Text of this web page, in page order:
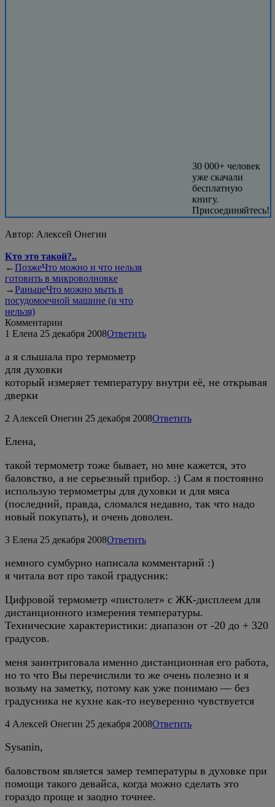
30 000+ человек
уже скачали
бесплатную
книгу.
Присоединяйтесь!
Автор: Алексей Онегин
Кто это такой?..
←ПозжеЧто можно и что нельзя
готовить в микроволновке
→РаньшеЧто можно мыть в
посудомоечной машине (и что
нельзя)
Комментарии
1 Елена 25 декабря 2008Ответить
а я слышала про термометр
для духовки
который измеряет температуру внутри её, не открывая
дверки
2 Алексей Онегин 25 декабря 2008Ответить
Елена,
такой термометр тоже бывает, но мне кажется, это
баловство, а не серьезный прибор. :) Сам я постоянно
использую термометры для духовки и для мяса
(последний, правда, сломался недавно, так что надо
новый покупать), и очень доволен.
3 Елена 25 декабря 2008Ответить
немного сумбурно написала комментарий :)
я читала вот про такой градусник:
Цифровой термометр «пистолет» с ЖК-дисплеем для
дистанционного измерения температуры.
Технические характеристики: диапазон от -20 до + 320
градусов.
меня заинтриговала именно дистанционная его работа,
но то что Вы перечислили то же очень полезно и я
возьму на заметку, потому как уже понимаю — без
градусника не кухне как-то неуверенно чувствуется
4 Алексей Онегин 25 декабря 2008Ответить
Sysanin,
баловством является замер температуры в духовке при
помощи такого девайса, когда можно сделать это
гораздо проще и заодно точнее.